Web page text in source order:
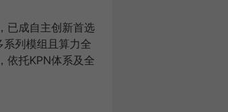
已成自主创新首选
列模组且算力全
依托KPN体系及全